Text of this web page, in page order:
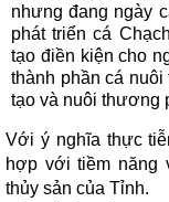
nhưng đang ngày
phát triển cá
tạo điền kiện cho
thành phần cá
tạo và nuôi thương
Với ý nghĩa thực
hợp với tiềm năng
thủy sản của Tỉnh.